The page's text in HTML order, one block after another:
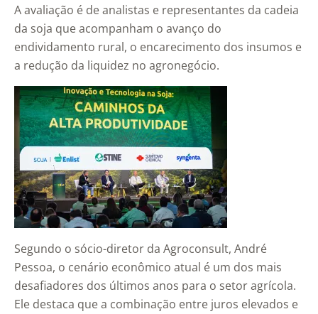
A avaliação é de analistas e representantes da cadeia
da soja que acompanham o avanço do
endividamento rural, o encarecimento dos insumos e
a redução da liquidez no agronegócio.
Segundo o sócio-diretor da Agroconsult, André
Pessoa, o cenário econômico atual é um dos mais
desafiadores dos últimos anos para o setor agrícola.
Ele destaca que a combinação entre juros elevados e